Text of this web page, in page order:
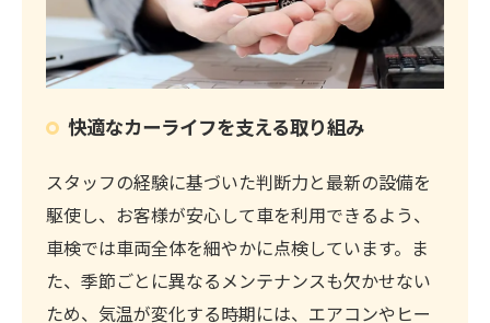
快適なカーライフを支える取り組み
スタッフの経験に基づいた判断力と最新の設備を
駆使し、お客様が安心して車を利用できるよう、
車検では車両全体を細やかに点検しています。ま
た、季節ごとに異なるメンテナンスも欠かせない
ため、気温が変化する時期には、エアコンやヒー